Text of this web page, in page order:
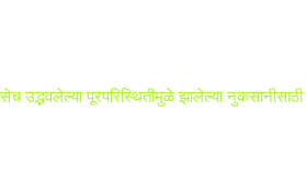
उद्भवलेल्या पूरपरिस्थितीमुळे झालेल्या नुकसानीसाठी